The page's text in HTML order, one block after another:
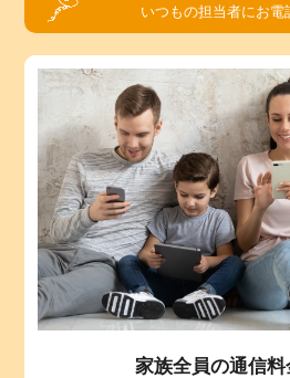
いつもの担当者にお電
家族全員の通信料